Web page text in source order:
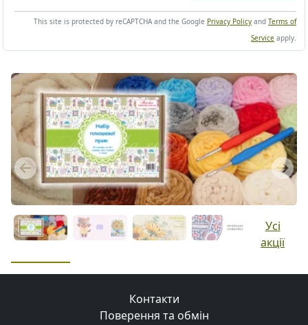
This site is protected by reCAPTCHA and the Google Privacy Policy and Terms of
Service apply.
Previous Next
Усі
акції
Контакти
Поверення та обмін